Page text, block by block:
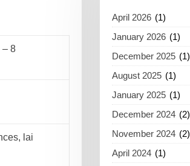
– 8
lai
April 2026 (1)
January 2026 (1)
December 2025 (1)
August 2025 (1)
January 2025 (1)
December 2024 (2)
November 2024 (2)
April 2024 (1)